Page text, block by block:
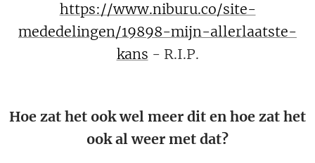
https://www.niburu.co/site-
mededelingen/19898-mijn-allerlaatste-
kans - R.I.P.
Hoe zat het ook wel meer dit en hoe zat het
ook al weer met dat?